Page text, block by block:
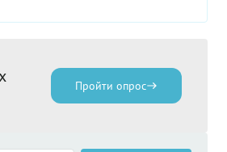
Пройти опрос